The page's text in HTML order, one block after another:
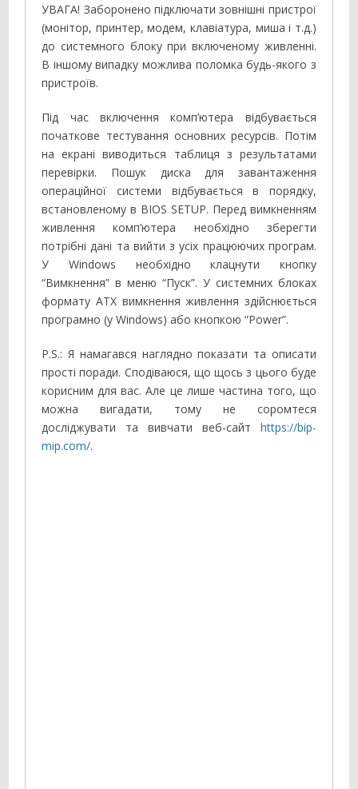
УВАГА! Заборонено підключати зовнішні пристрої
(монітор, принтер, модем, клавіатура, миша і т.д.)
до системного блоку при включеному живленні.
В іншому випадку можлива поломка будь-якого з
пристроїв.
Під час включення комп’ютера відбувається
початкове тестування основних ресурсів. Потім
на екрані виводиться таблиця з результатами
перевірки. Пошук диска для завантаження
операційної системи відбувається в порядку,
встановленому в BIOS SETUP. Перед вимкненням
живлення комп’ютера необхідно зберегти
потрібні дані та вийти з усіх працюючих програм.
У Windows необхідно клацнути кнопку
“Вимкнення” в меню “Пуск”. У системних блоках
формату ATX вимкнення живлення здійснюється
програмно (у Windows) або кнопкою “Power”.
P.S.: Я намагався наглядно показати та описати
прості поради. Сподіваюся, що щось з цього буде
корисним для вас. Але це лише частина того, що
можна вигадати, тому не соромтеся
досліджувати та вивчати веб-сайт https://bip-
mip.com/.